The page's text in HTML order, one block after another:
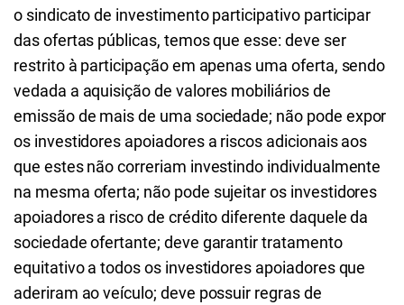
o sindicato de investimento participativo participar
das ofertas públicas, temos que esse: deve ser
restrito à participação em apenas uma oferta, sendo
vedada a aquisição de valores mobiliários de
emissão de mais de uma sociedade; não pode expor
os investidores apoiadores a riscos adicionais aos
que estes não correriam investindo individualmente
na mesma oferta; não pode sujeitar os investidores
apoiadores a risco de crédito diferente daquele da
sociedade ofertante; deve garantir tratamento
equitativo a todos os investidores apoiadores que
aderiram ao veículo; deve possuir regras de